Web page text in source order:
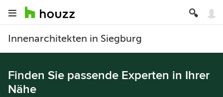
Innenarchitekten in Siegburg
Finden Sie passende Experten in Ihrer
Nähe